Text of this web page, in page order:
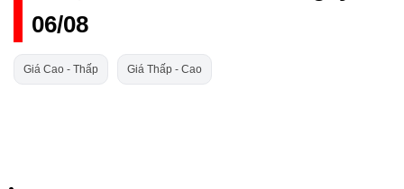
06/08
Giá Cao - Thấp Giá Thấp - Cao